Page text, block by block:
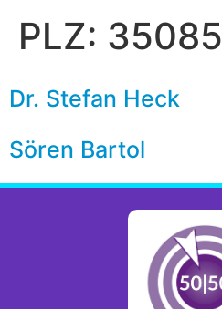
PLZ: 35085
Dr. Stefan Heck
Sören Bartol